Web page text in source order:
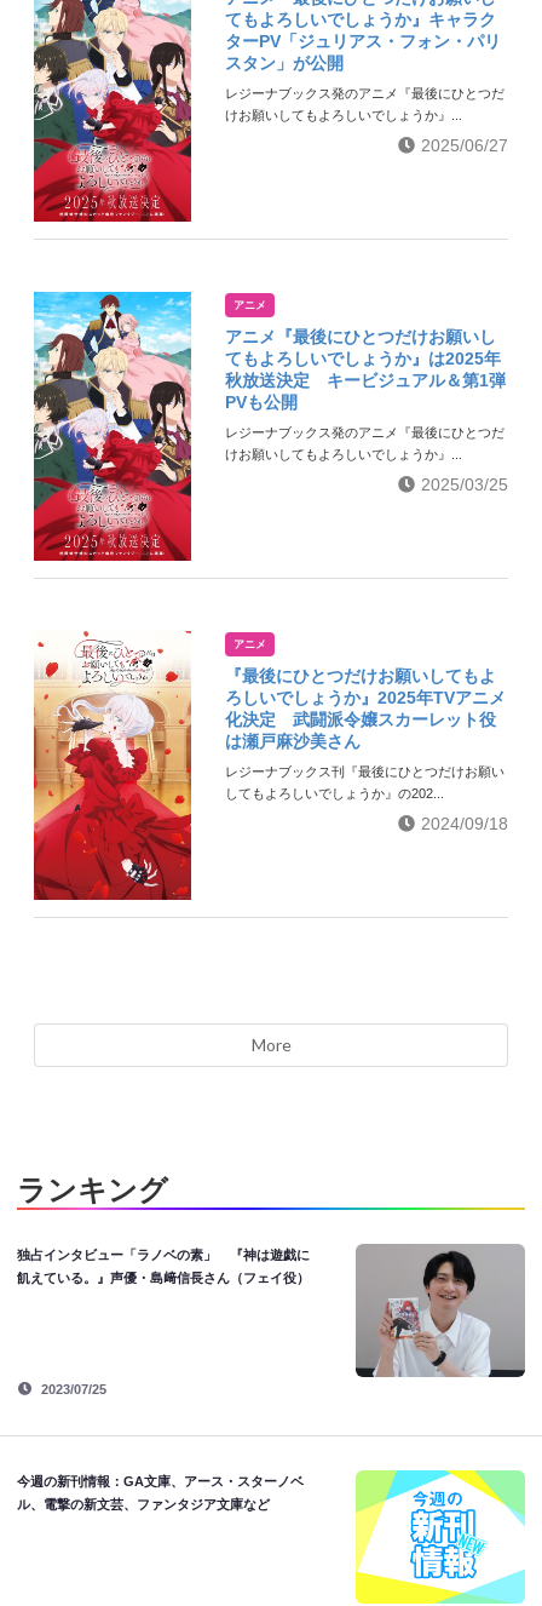
てもよろしいでしょうか』キャラク
ターPV「ジュリアス・フォン・パリ
スタン」が公開
レジーナブックス発のアニメ『最後にひとつだ
けお願いしてもよろしいでしょうか』...
2025/06/27
アニメ
アニメ『最後にひとつだけお願いし
てもよろしいでしょうか』は2025年
秋放送決定 キービジュアル＆第1弾
PVも公開
レジーナブックス発のアニメ『最後にひとつだ
けお願いしてもよろしいでしょうか』...
2025/03/25
アニメ
『最後にひとつだけお願いしてもよ
ろしいでしょうか』2025年TVアニメ
化決定 武闘派令嬢スカーレット役
は瀬戸麻沙美さん
レジーナブックス刊『最後にひとつだけお願い
してもよろしいでしょうか』の202...
2024/09/18
More
ランキング
独占インタビュー「ラノベの素」 『神は遊戯に
飢えている。』声優・島﨑信長さん（フェイ役）
2023/07/25
今週の新刊情報：GA文庫、アース・スターノベ
ル、電撃の新文芸、ファンタジア文庫など